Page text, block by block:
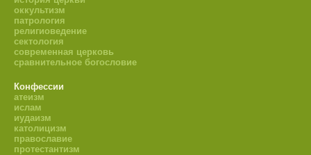
оккультизм
патрология
религиоведение
сектология
современная церковь
сравнительное богословие
Конфессии
атеизм
ислам
иудаизм
католицизм
православие
протестантизм